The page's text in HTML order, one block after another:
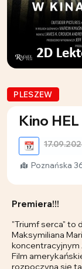
PLESZEW
Kino
📆
Poznańska
Premiera!!!
"Triumf serca" to
Maksymiliana
koncentracyjnym
Film
rozpoczyna się